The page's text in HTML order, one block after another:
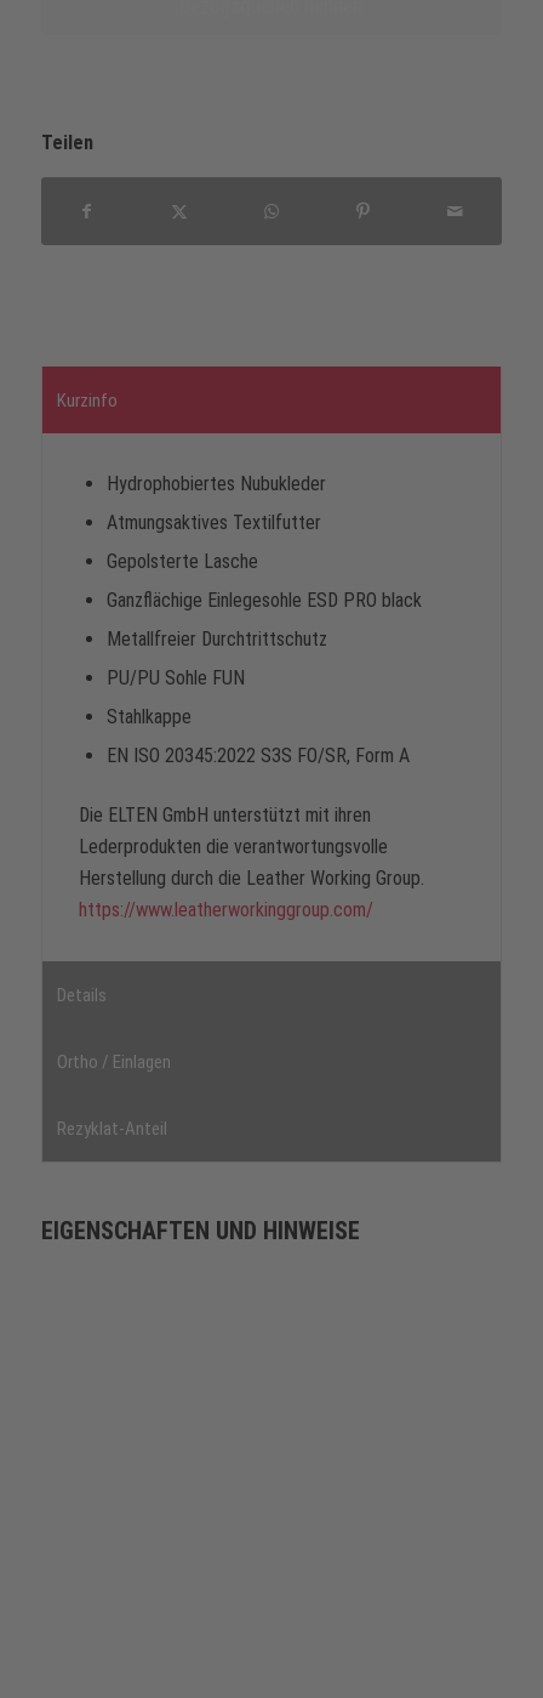
Teilen
Kurzinfo
Hydrophobiertes Nubukleder
Atmungsaktives Textilfutter
Gepolsterte Lasche
Ganzflächige Einlegesohle ESD PRO black
Metallfreier Durchtrittschutz
PU/PU Sohle FUN
Stahlkappe
EN ISO 20345:2022 S3S FO/SR, Form A
Die ELTEN GmbH unterstützt mit ihren
Lederprodukten die verantwortungsvolle
Herstellung durch die Leather Working Group.
https://www.leatherworkinggroup.com/
Details
Ortho / Einlagen
Rezyklat-Anteil
EIGENSCHAFTEN UND HINWEISE